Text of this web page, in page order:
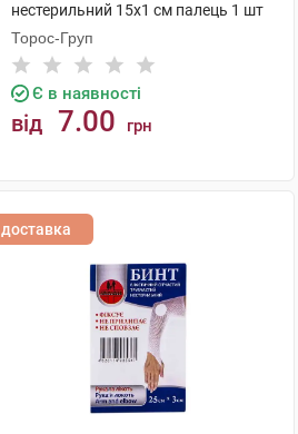
нестерильний 15х1 см палець 1 шт
Торос-Груп
Є в наявності
від 7.00 грн
доставка